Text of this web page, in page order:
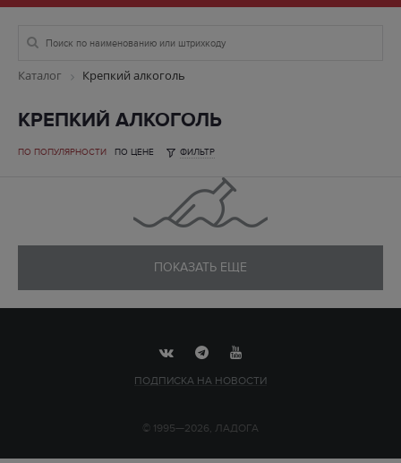
Каталог Крепкий алкоголь
КРЕПКИЙ АЛКОГОЛЬ
ПО ПОПУЛЯРНОСТИ ПО ЦЕНЕ ФИЛЬТР
ПОКАЗАТЬ ЕЩЕ
ПОДПИСКА НА НОВОСТИ
© 1995—2026, ЛАДОГА